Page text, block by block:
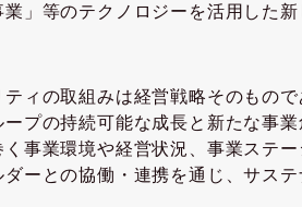
」等のテクノロジーを活用した
ィの取組みは経営戦略そのもの
プの持続可能な成長と新たな事
事業環境や経営状況、事業ステ
ーとの協働・連携を通じ、サス